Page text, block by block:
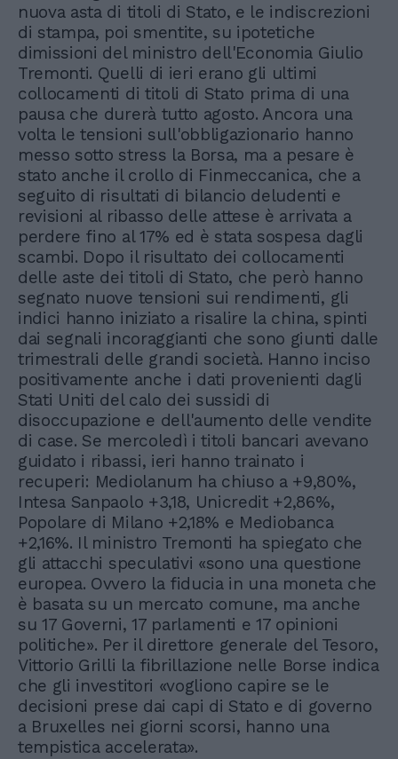
nuova asta di titoli di Stato, e le indiscrezioni
di stampa, poi smentite, su ipotetiche
dimissioni del ministro dell'Economia Giulio
Tremonti. Quelli di ieri erano gli ultimi
collocamenti di titoli di Stato prima di una
pausa che durerà tutto agosto. Ancora una
volta le tensioni sull'obbligazionario hanno
messo sotto stress la Borsa, ma a pesare è
stato anche il crollo di Finmeccanica, che a
seguito di risultati di bilancio deludenti e
revisioni al ribasso delle attese è arrivata a
perdere fino al 17% ed è stata sospesa dagli
scambi. Dopo il risultato dei collocamenti
delle aste dei titoli di Stato, che però hanno
segnato nuove tensioni sui rendimenti, gli
indici hanno iniziato a risalire la china, spinti
dai segnali incoraggianti che sono giunti dalle
trimestrali delle grandi società. Hanno inciso
positivamente anche i dati provenienti dagli
Stati Uniti del calo dei sussidi di
disoccupazione e dell'aumento delle vendite
di case. Se mercoledì i titoli bancari avevano
guidato i ribassi, ieri hanno trainato i
recuperi: Mediolanum ha chiuso a +9,80%,
Intesa Sanpaolo +3,18, Unicredit +2,86%,
Popolare di Milano +2,18% e Mediobanca
+2,16%. Il ministro Tremonti ha spiegato che
gli attacchi speculativi «sono una questione
europea. Ovvero la fiducia in una moneta che
è basata su un mercato comune, ma anche
su 17 Governi, 17 parlamenti e 17 opinioni
politiche». Per il direttore generale del Tesoro,
Vittorio Grilli la fibrillazione nelle Borse indica
che gli investitori «vogliono capire se le
decisioni prese dai capi di Stato e di governo
a Bruxelles nei giorni scorsi, hanno una
tempistica accelerata».